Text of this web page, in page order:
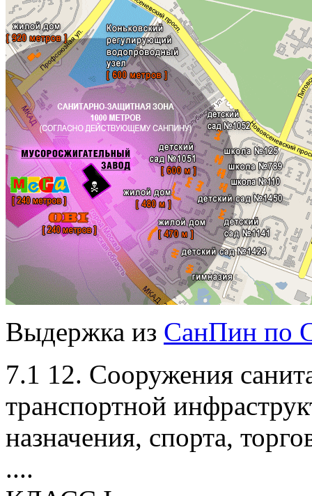
Выдержка из СанПин по
7.1 12. Сооружения
транспортной
назначения, спорта,
....